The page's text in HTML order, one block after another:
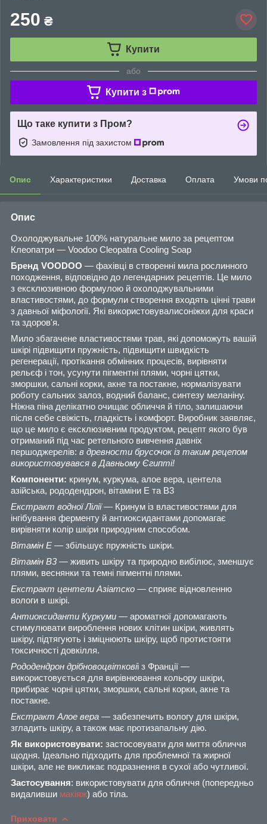
250 ₴
Купити
або
Купити з
Що таке купити з Пром?
Замовлення під захистом
Опис Характеристики Доставка Оплата Умови
Опис
Охолоджувальне 100% натуральне мило за рецептом
Клеопатри — Voodoo Cleopatra Cooling Soap
Бренд VOODOO — фахівці в створенні мила рослинного
походження, відповідно до легендарних рецептів. Це мило
з ексклюзивною формулою й охолоджувальними
властивостями, до формули створення входять цінні трави
з давньої міфології. Які використовувалисоніжки для краси
та здоров'я.
Мило збагачене властивостями трав, які допоможуть вашій
шкірі підвищити пружність, підвищити швидкість
регенерації, протікання обмінних процесів, вирівняти
рельєф і тон, усунути пігментні плями, чорні цятки,
зморшки, сальні корки, акне та постакне, нормалізувати
роботу сальних залоз, водний баланс, синтезу меланіну.
Ніжна піна делікатно очищає обличчя й тіло, залишаючи
після себе свіжість, гладкість і комфорт. Виробник заявляє,
що це мило є ексклюзивним продуктом, рецепт якого був
отриманий під час ретельного вивчення давніх
першоджерелів: в древности брусочок із таким рецепом
використовувався в Давньому Єгипті!
Компоненти: кринум, куркума, алое вера, центела
азійська, рододендрон, вітаміни Е та В3
Екстракт водної Лілії— Кринум із властивостями для
інгібування ферменту й антиоксидантами допомагає
вирівняти колір шкіри природним способом.
Вітамін Е — збільшує пружність шкіри.
Вітамін B3 — живить шкіру та природно вибілює, зменшує
плями, веснянки та темні пігментні плями.
Екстракт центели Азіатско — сприяє відновленню
вологи в шкірі.
Антиоксиданти Куркуми — ароматної допомагають
стимулювати вироблення нових клітин шкіри, живлять
шкіру, підтягують і зміцнюють шкіру, щоб протистояти
токсичності довкілля.
Рододендрон дрібновоцвітковіі з Франції —
використовується для вирівнювання кольору шкіри,
прибирає чорні цятки, зморшки, сальні корки, акне та
постакне.
Екстракт Алое вера — забезпечить вологу для шкіри,
згладить шкіру, а також має протизапальну дію.
Як використовувати: застосовувати для миття обличчя
щодня. Ідеально підходить для проблемної та жирної
шкіри, але не викликає подразнення в сухої або чутливої.
Застосування: використовувати для обличчя (попередньо
видаливши макіяж) або тіла.
Приховати